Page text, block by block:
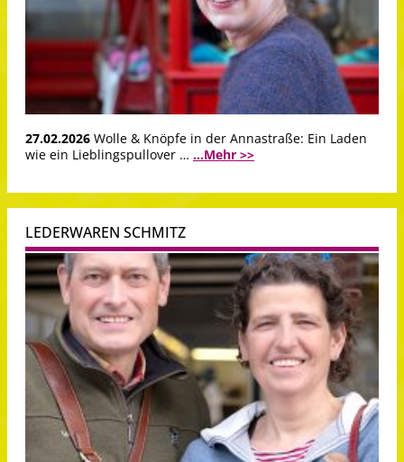
27.02.2026 Wolle & Knöpfe in der Annastraße: Ein Laden
wie ein Lieblingspullover … ...Mehr >>
LEDERWAREN SCHMITZ